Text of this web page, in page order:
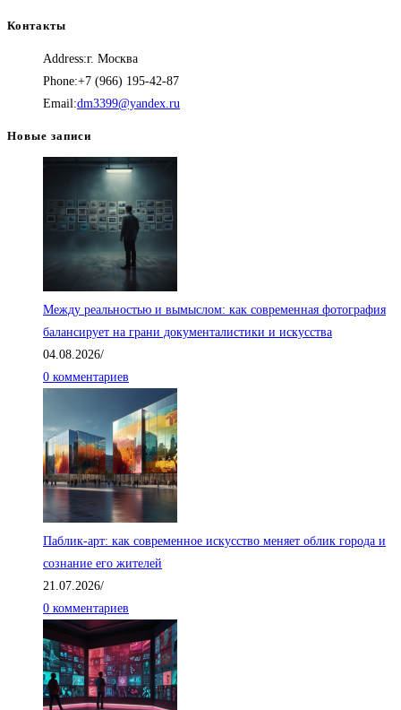
Контакты
Address:г. Москва
Phone:+7 (966) 195-42-87
Email:dm3399@yandex.ru
Новые записи
Между реальностью и вымыслом: как современная фотография
балансирует на грани документалистики и искусства
04.08.2026/
0 комментариев
Паблик-арт: как современное искусство меняет облик города и
сознание его жителей
21.07.2026/
0 комментариев